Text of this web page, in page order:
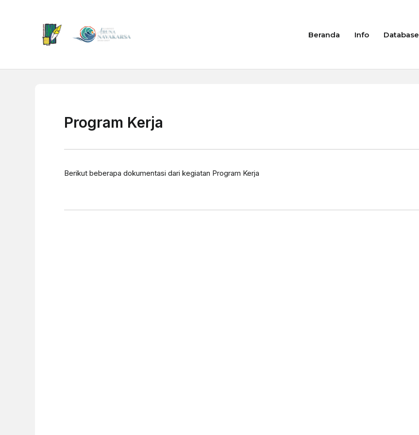
Beranda Info Database
Program Kerja
Berikut beberapa dokumentasi dari kegiatan Program Kerja